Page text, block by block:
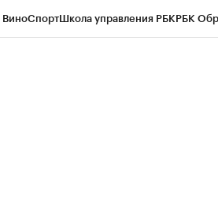
ВиноСпортШкола управления РБКРБК